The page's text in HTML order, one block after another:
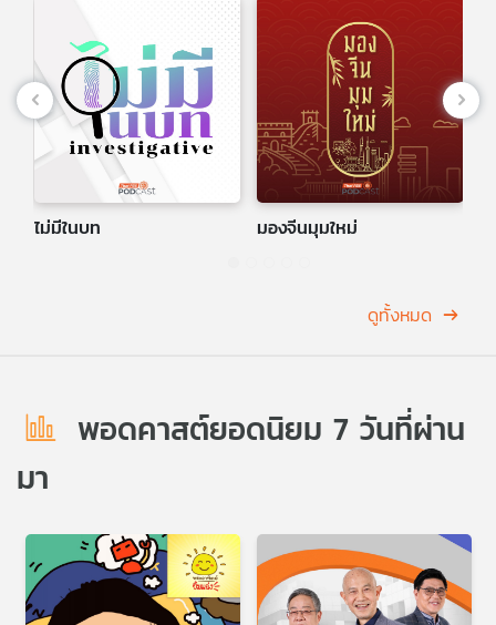
ไม่มีในบท มองจีนมุมใหม่
ดูทั้งหมด
พอดคาสต์ยอดนิยม 7 วันที่ผ่าน
มา